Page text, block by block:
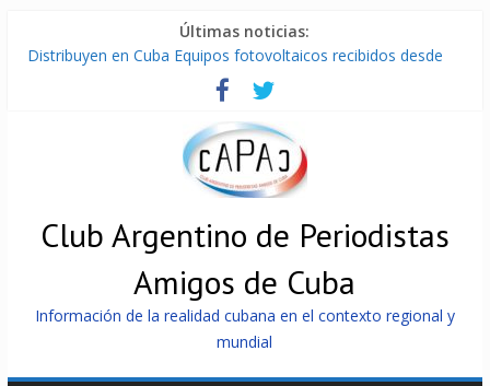
Últimas noticias:
Distribuyen en Cuba Equipos fotovoltaicos recibidos desde
La ONU condena medidas de EE.UU contra Cuba
Cuba alerta sobre doctrina militar de dominación de EEUU
Nuevas sanciones de EEUU contra Cuba apuntan a la
cooperación militar con Rusia y China
Brutal represión contra los que marchan para que no se
venda la patria
Club Argentino de Periodistas
Amigos de Cuba
Información de la realidad cubana en el contexto regional y
mundial